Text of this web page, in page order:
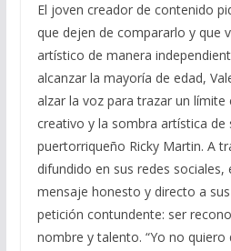
El joven creador de contenido
que dejen de compararlo y que
artístico de manera
alcanzar la mayoría de edad,
alzar la voz para trazar un
creativo y la sombra artística de
puertorriqueño Ricky Martin. A
difundido en sus redes sociales,
mensaje honesto y directo a
petición contundente: ser
nombre y talento. “Yo no